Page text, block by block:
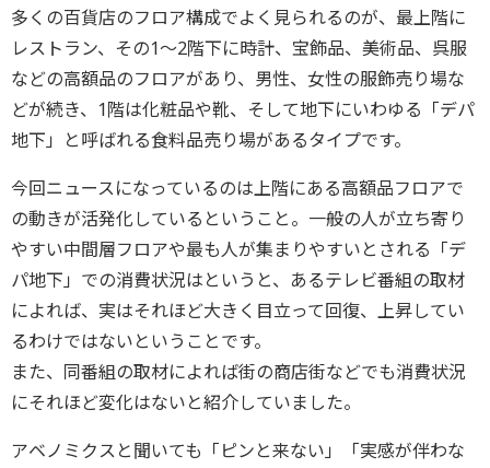
多くの百貨店のフロア構成でよく見られるのが、最上階に
レストラン、その1～2階下に時計、宝飾品、美術品、呉服
などの高額品のフロアがあり、男性、女性の服飾売り場な
どが続き、1階は化粧品や靴、そして地下にいわゆる「デパ
地下」と呼ばれる食料品売り場があるタイプです。
今回ニュースになっているのは上階にある高額品フロアで
の動きが活発化しているということ。一般の人が立ち寄り
やすい中間層フロアや最も人が集まりやすいとされる「デ
パ地下」での消費状況はというと、あるテレビ番組の取材
によれば、実はそれほど大きく目立って回復、上昇してい
るわけではないということです。
また、同番組の取材によれば街の商店街などでも消費状況
にそれほど変化はないと紹介していました。
アベノミクスと聞いても「ピンと来ない」「実感が伴わな